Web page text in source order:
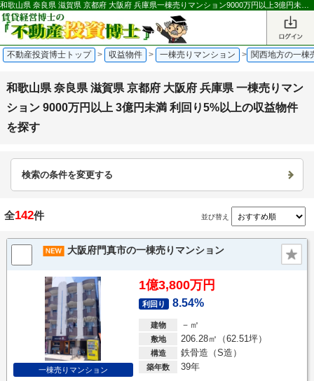
不動産投資博士トップ > 収益物件 > 一棟売りマンション > 関西地方の一棟
和歌山県 奈良県 滋賀県 京都府 大阪府 兵庫県 一棟売りマン
ション 9000万円以上 3億円未満 利回り5%以上の収益物件
を探す
検索の条件を変更する
全142件 並び替え
大阪府門真市の一棟売りマンション
一棟売りマンション
1億3,800万円
利回り 8.54%
建物 －㎡
敷地 206.28㎡（62.51坪）
構造 鉄骨造（S造）
築年数 39年